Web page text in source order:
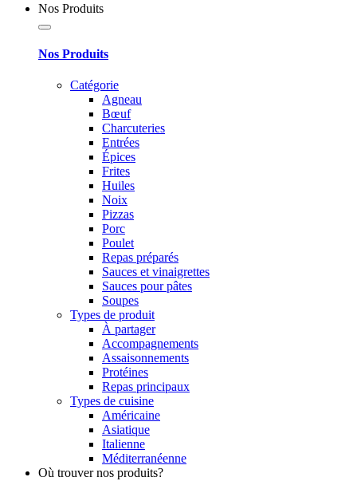
Nos Produits
Nos Produits
Catégorie
Agneau
Bœuf
Charcuteries
Entrées
Épices
Frites
Huiles
Noix
Pizzas
Porc
Poulet
Repas préparés
Sauces et vinaigrettes
Sauces pour pâtes
Soupes
Types de produit
À partager
Accompagnements
Assaisonnements
Protéines
Repas principaux
Types de cuisine
Américaine
Asiatique
Italienne
Méditerranéenne
Où trouver nos produits?